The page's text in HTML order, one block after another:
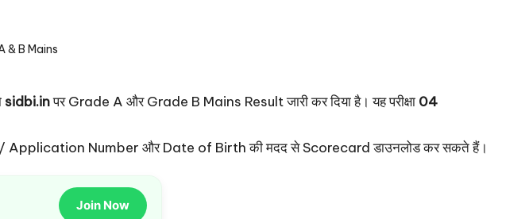
& B Mains
sidbi.inपर Grade A और Grade B Mains Result जारी कर दिया है। यह परीक्षा 04
Application Number और Date of Birth की मदद से Scorecard डाउनलोड कर सकते हैं।
Join Now